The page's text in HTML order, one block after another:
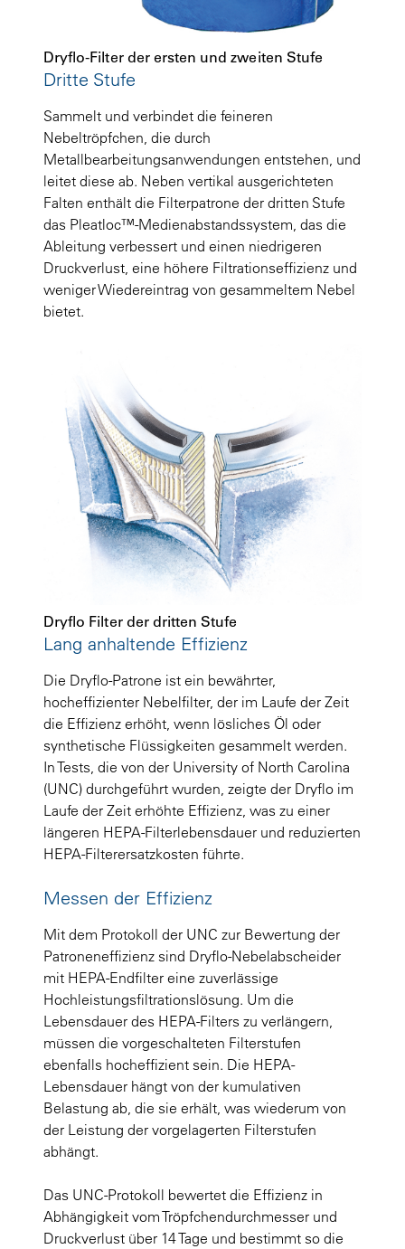
Dryflo-Filter der ersten und zweiten Stufe
Dritte Stufe
Sammelt und verbindet die feineren
Nebeltröpfchen, die durch
Metallbearbeitungsanwendungen entstehen, und
leitet diese ab. Neben vertikal ausgerichteten
Falten enthält die Filterpatrone der dritten Stufe
das Pleatloc™-Medienabstandssystem, das die
Ableitung verbessert und einen niedrigeren
Druckverlust, eine höhere Filtrationseffizienz und
weniger Wiedereintrag von gesammeltem Nebel
bietet.
Dryflo Filter der dritten Stufe
Lang anhaltende Effizienz
Die Dryflo-Patrone ist ein bewährter,
hocheffizienter Nebelfilter, der im Laufe der Zeit
die Effizienz erhöht, wenn lösliches Öl oder
synthetische Flüssigkeiten gesammelt werden.
In Tests, die von der University of North Carolina
(UNC) durchgeführt wurden, zeigte der Dryflo im
Laufe der Zeit erhöhte Effizienz, was zu einer
längeren HEPA-Filterlebensdauer und reduzierten
HEPA-Filterersatzkosten führte.
Messen der Effizienz
Mit dem Protokoll der UNC zur Bewertung der
Patroneneffizienz sind Dryflo-Nebelabscheider
mit HEPA-Endfilter eine zuverlässige
Hochleistungsfiltrationslösung. Um die
Lebensdauer des HEPA-Filters zu verlängern,
müssen die vorgeschalteten Filterstufen
ebenfalls hocheffizient sein. Die HEPA-
Lebensdauer hängt von der kumulativen
Belastung ab, die sie erhält, was wiederum von
der Leistung der vorgelagerten Filterstufen
abhängt.
Das UNC-Protokoll bewertet die Effizienz in
Abhängigkeit vom Tröpfchendurchmesser und
Druckverlust über 14 Tage und bestimmt so die